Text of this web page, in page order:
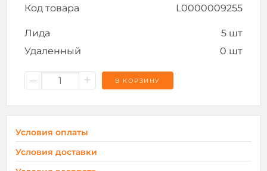
Код товара
L0000009255
Лида
5 шт
Удаленный
0 шт
– + В КОРЗИНУ
Условия оплаты
Условия доставки